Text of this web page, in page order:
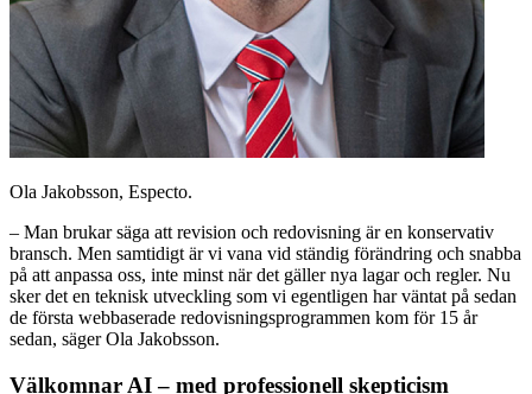
Ola Jakobsson, Especto.
– Man brukar säga att revision och redovisning är en konservativ
bransch. Men samtidigt är vi vana vid ständig förändring och snabba
på att anpassa oss, inte minst när det gäller nya lagar och regler. Nu
sker det en teknisk utveckling som vi egentligen har väntat på sedan
de första webbaserade redovisningsprogrammen kom för 15 år
sedan, säger Ola Jakobsson.
Välkomnar AI – med professionell skepticism